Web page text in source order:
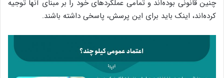
چنین قانونی بوده‌اند و تمامی عملکردهای خود را بر مبنای آنها توجیه
کرده‌اند، اینک باید برای این پرسش، پاسخی داشته باشند.